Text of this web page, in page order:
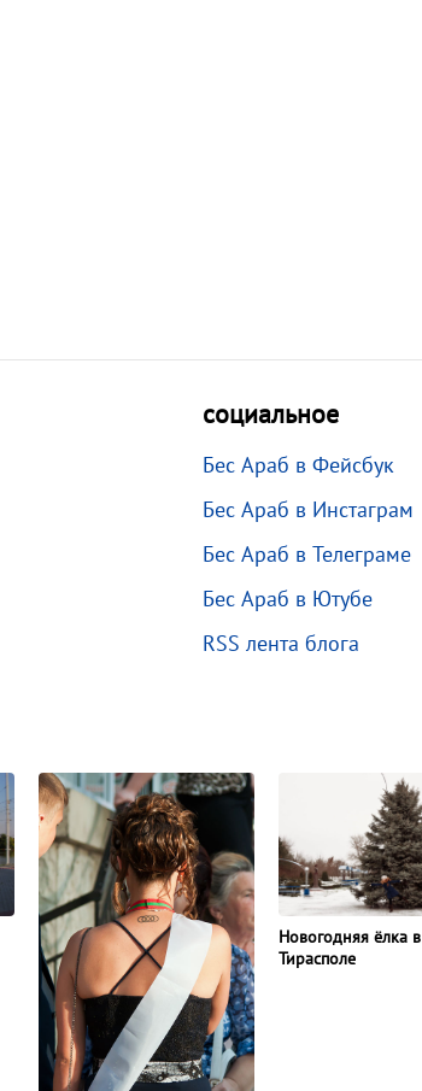
социальное
Бес Араб в Фейсбук
Бес Араб в Инстаграм
Бес Араб в Телеграме
Бес Араб в Ютубе
RSS лента блога
Новогодняя ёлка в
Тирасполе